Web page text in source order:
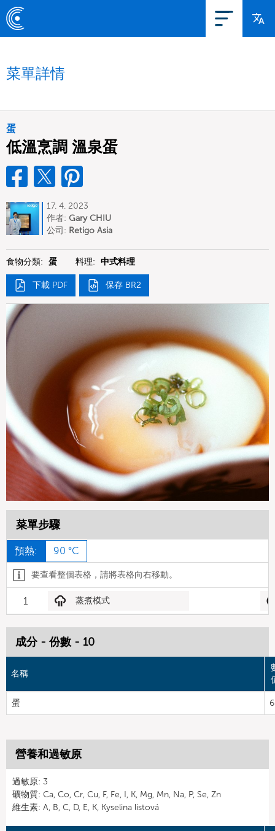
菜單詳情
蛋
低溫烹調 溫泉蛋
17. 4. 2023
作者: Gary CHIU
公司: Retigo Asia
食物分類: 蛋 料理: 中式料理
下載 PDF 保存 BR2
菜單步驟
預熱: 90 °C
要查看整個表格，請將表格向右移動。
1 蒸煮模式
成分 - 份數 - 10
名稱
蛋
營養和過敏原
過敏原: 3
礦物質: Ca, Co, Cr, Cu, F, Fe, I, K, Mg, Mn, Na, P, Se, Zn
維生素: A, B, C, D, E, K, Kyselina listová